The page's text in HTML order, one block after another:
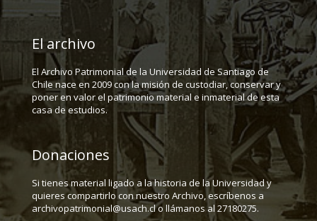
El archivo
El Archivo Patrimonial de la Universidad de Santiago de
Chile nace en 2009 con la misión de custodiar, conservar y
poner en valor el patrimonio material e inmaterial de esta
casa de estudios.
Donaciones
Si tienes material ligado a la historia de la Universidad y
quieres compartirlo con nuestro Archivo, escríbenos a
archivopatrimonial@usach.cl o llámanos al 27180275.